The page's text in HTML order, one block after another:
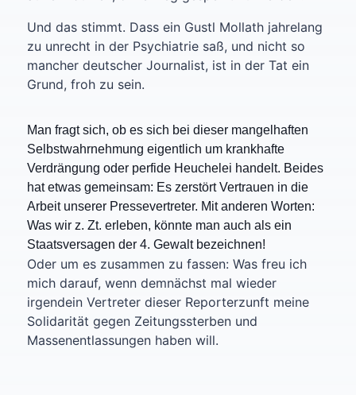
Und das stimmt. Dass ein Gustl Mollath jahrelang
zu unrecht in der Psychiatrie saß, und nicht so
mancher deutscher Journalist, ist in der Tat ein
Grund, froh zu sein.
Man fragt sich, ob es sich bei dieser mangelhaften
Selbstwahrnehmung eigentlich um krankhafte
Verdrängung oder perfide Heuchelei handelt. Beides
hat etwas gemeinsam: Es zerstört Vertrauen in die
Arbeit unserer Pressevertreter. Mit anderen Worten:
Was wir z. Zt. erleben, könnte man auch als ein
Staatsversagen der 4. Gewalt bezeichnen!
Oder um es zusammen zu fassen: Was freu ich
mich darauf, wenn demnächst mal wieder
irgendein Vertreter dieser Reporterzunft meine
Solidarität gegen Zeitungssterben und
Massenentlassungen haben will.